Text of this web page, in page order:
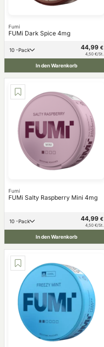
Fumi
FUMi Dark Spice 4mg
10 -Pack 44,99 €
4,50 €/St.
In den Warenkorb
Fumi
FUMi Salty Raspberry Mini 4mg
10 -Pack 44,99 €
4,50 €/St.
In den Warenkorb